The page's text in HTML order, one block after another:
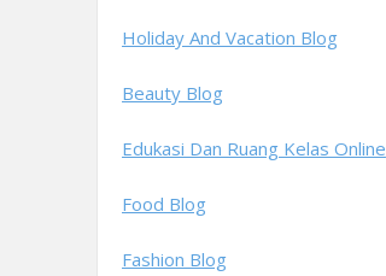
Holiday And Vacation Blog
Beauty Blog
Edukasi Dan Ruang Kelas Online
Food Blog
Fashion Blog